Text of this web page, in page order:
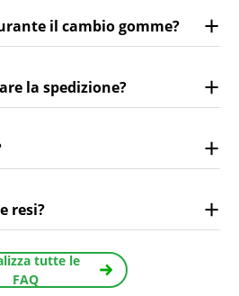
il cambio gomme?
la spedizione?
resi?
tutte le
FAQ